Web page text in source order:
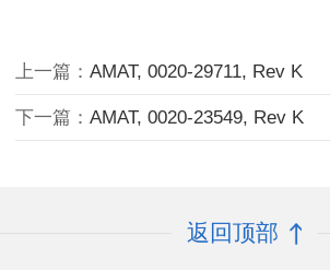
上一篇： AMAT, 0020-29711, Rev K
下一篇： AMAT, 0020-23549, Rev K
返回顶部